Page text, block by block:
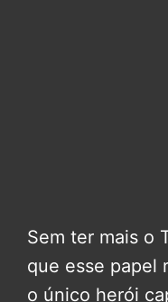
Sem ter mais o
que esse papel
o único herói